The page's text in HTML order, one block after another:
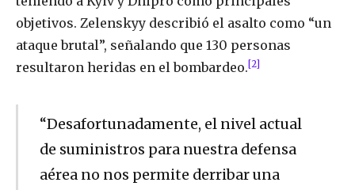
objetivos. Zelenskyy describió el asalto como “un
ataque brutal”, señalando que 130 personas
resultaron heridas en el bombardeo.[2]
“Desafortunadamente, el nivel actual
de suministros para nuestra defensa
aérea no nos permite derribar una